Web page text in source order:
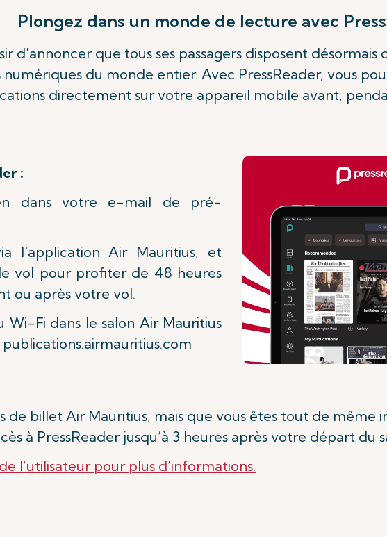
Plongez dans un monde de lecture avec
d'annoncer que tous ses passagers disposent
du monde entier. Avec PressReader, vous
directement sur votre appareil mobile avant,
:
dans votre e-mail de pré-
l'application Air Mauritius, et
vol pour profiter de 48 heures
ou après votre vol.
Wi-Fi dans le salon Air Mauritius
de billet Air Mauritius, mais que vous êtes tout de même
à PressReader jusqu’à 3 heures après votre départ du
l’utilisateur pour plus d’informations.